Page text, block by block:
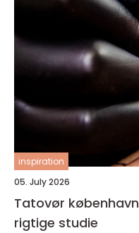
inspiration
05. July 2026
Tatovør københavn sådan finder du det
rigtige studie